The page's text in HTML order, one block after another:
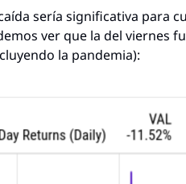
sería significativa para
ver que la del viernes
la pandemia):